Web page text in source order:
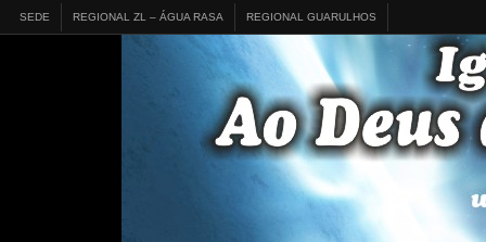
SEDE REGIONAL ZL – ÁGUA RASA REGIONAL GUARULHOS